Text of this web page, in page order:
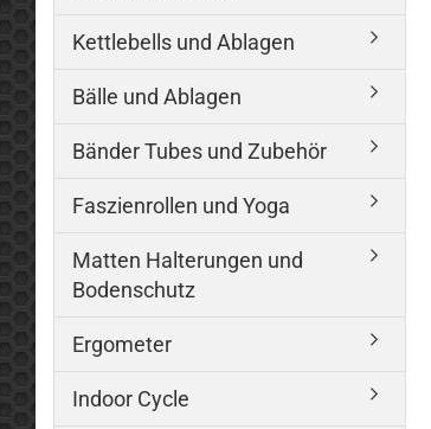
Kettlebells und Ablagen
Bälle und Ablagen
Bänder Tubes und Zubehör
Faszienrollen und Yoga
Matten Halterungen und
Bodenschutz
Ergometer
Indoor Cycle